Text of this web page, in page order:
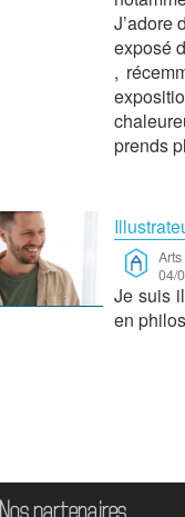
J’adore
exposé
,
prends
04/
Je suis
en